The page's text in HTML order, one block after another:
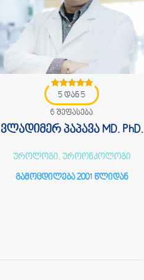
5 დან 5
6 შეფასება
ვლადიმერ პაპავა MD. PhD.
უროლოგი, უროონკოლოგი
გამოცდილება 2001 წლიდან